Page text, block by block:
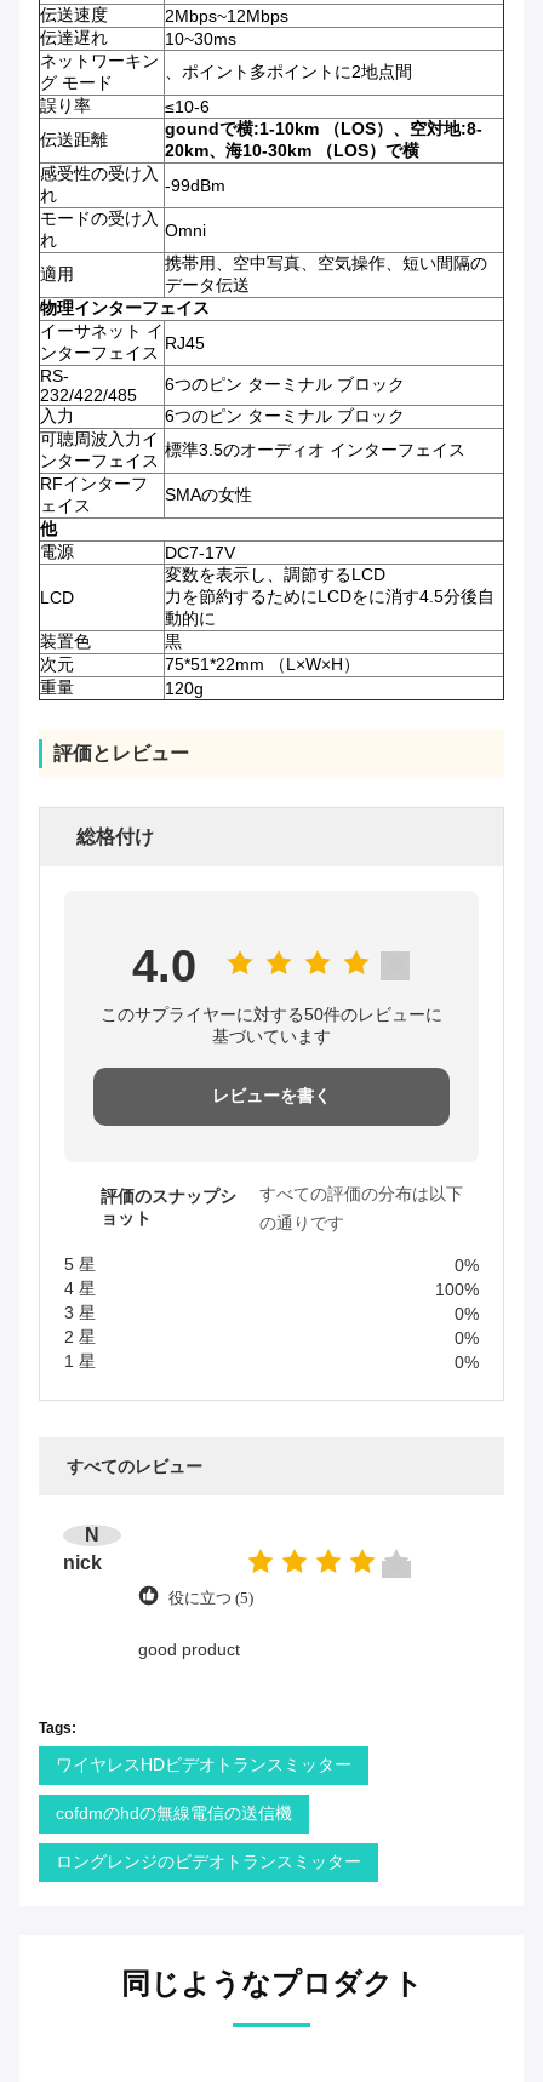
伝送速度
2Mbps~12Mbps
伝達遅れ
10~30ms
ネットワーキン
グ モード
、ポイント多ポイントに2地点間
誤り率
≤10-6
伝送距離
goundで横:1-10km （LOS）、空対地:8-
20km、海10-30km （LOS）で横
感受性の受け入
れ
-99dBm
モードの受け入
れ
Omni
適用
携帯用、空中写真、空気操作、短い間隔の
データ伝送
物理インターフェイス
イーサネット イ
ンターフェイス RJ45
RS-
232/422/485
6つのピン ターミナル ブロック
入力
6つのピン ターミナル ブロック
可聴周波入力イ
ンターフェイス
標準3.5のオーディオ インターフェイス
RFインターフ
ェイス
SMAの女性
他
電源
DC7-17V
LCD
変数を表示し、調節するLCD
力を節約するためにLCDをに消す4.5分後自
動的に
装置色
黒
次元
75*51*22mm （L×W×H）
重量
120g
評価とレビュー
総格付け
4.0
このサプライヤーに対する50件のレビューに
基づいています
レビューを書く
評価のスナップシ
ョット
すべての評価の分布は以下
の通りです
5 星
0%
4 星
100%
3 星
0%
2 星
0%
1 星
0%
すべてのレビュー
N
nick
役に立つ (5)
good product
Tags:
ワイヤレスHDビデオトランスミッター
cofdmのhdの無線電信の送信機
ロングレンジのビデオトランスミッター
同じようなプロダクト